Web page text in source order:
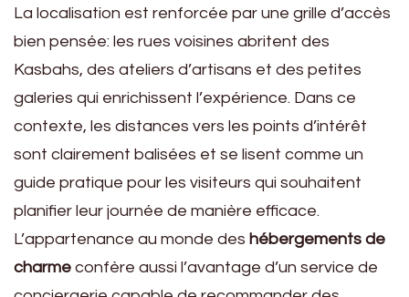
La localisation est renforcée par une grille d’accès
bien pensée: les rues voisines abritent des
Kasbahs, des ateliers d’artisans et des petites
galeries qui enrichissent l’expérience. Dans ce
contexte, les distances vers les points d’intérêt
sont clairement balisées et se lisent comme un
guide pratique pour les visiteurs qui souhaitent
planifier leur journée de manière efficace.
L’appartenance au monde des hébergements de
charme confère aussi l’avantage d’un service de